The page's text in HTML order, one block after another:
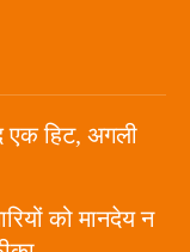
एक हिट, अगली
को मानदेय न